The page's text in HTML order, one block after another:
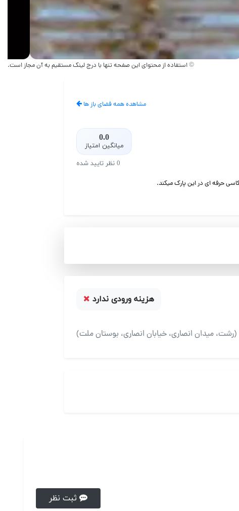
© استفاده از محتوای این صفحه تنها با درج لینک مستقیم به آن مجاز است.
مشاهده همه فضای باز ها
0.0
میانگین امتیاز
0 نظر تایید شده
حرفه ای در این پارک میکند.
هزینه ورودی ندارد
(رشت، میدان انصاری، خیابان انصاری، بوستان ملت)